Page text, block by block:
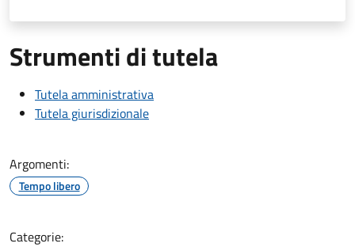
Strumenti di tutela
Tutela amministrativa
Tutela giurisdizionale
Argomenti:
Tempo libero
Categorie: